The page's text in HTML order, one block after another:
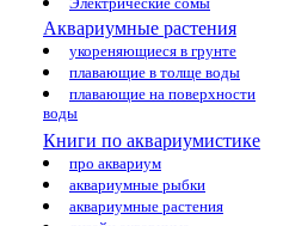
Аквариумные растения
укореняющиеся в грунте
плавающие в толще воды
плавающие на поверхности
воды
Книги по аквариумистике
про аквариум
аквариумные рыбки
аквариумные растения